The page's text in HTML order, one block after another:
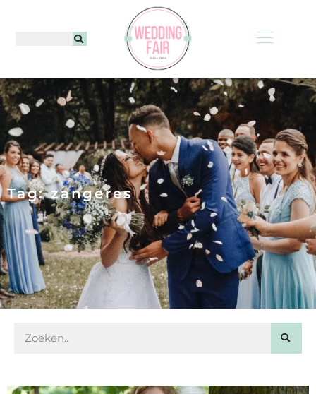
Tag: zangeres